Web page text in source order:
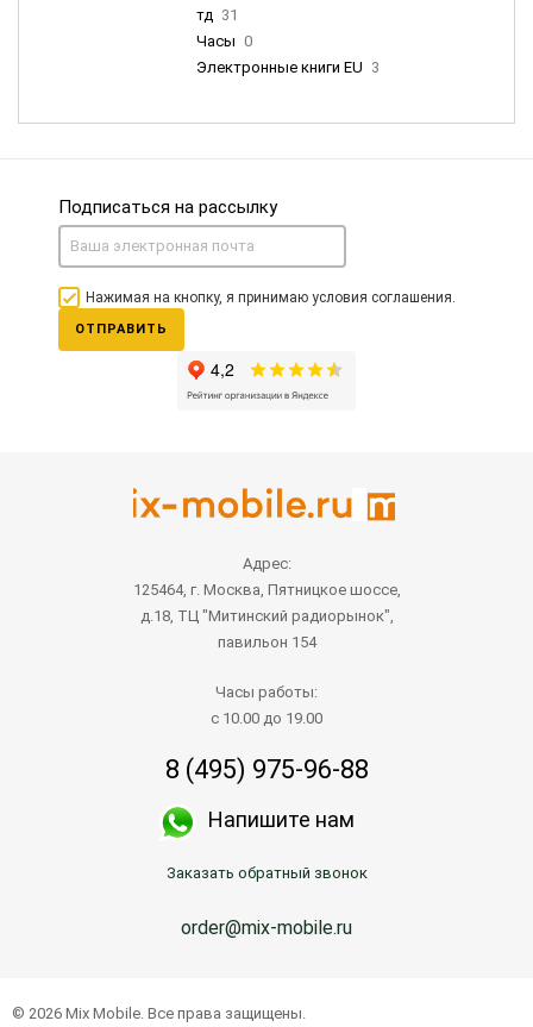
тд 31
Часы 0
Электронные книги EU 3
Подписаться на рассылку
Нажимая на кнопку, я принимаю условия соглашения.
ОТПРАВИТЬ
Адрес:
125464, г. Москва, Пятницкое шоссе,
д.18, ТЦ "Митинский радиорынок",
павильон 154
Часы работы:
с 10.00 до 19.00
8 (495) 975-96-88
Напишите нам
Заказать обратный звонок
order@mix-mobile.ru
© 2026 Mix Mobile. Все права защищены.